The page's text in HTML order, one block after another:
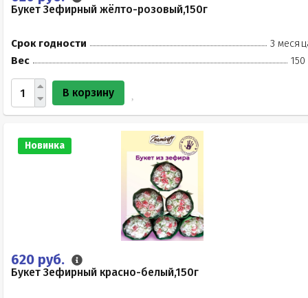
Букет Зефирный жёлто-розовый,150г
Срок годности
3
Вес
150
В корзину
Новинка
620 руб.
Букет Зефирный красно-белый,150г